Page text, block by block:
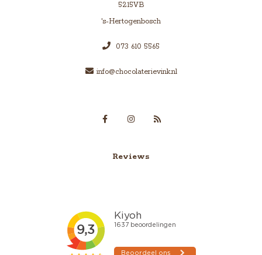
5215VB
's-Hertogenbosch
073 610 5565
info@chocolaterievink.nl
Reviews